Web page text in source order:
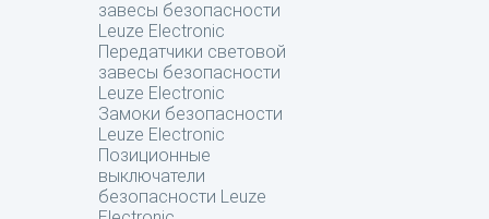
завесы безопасности
Leuze Electronic
Передатчики световой
завесы безопасности
Leuze Electronic
Замоки безопасности
Leuze Electronic
Позиционные
выключатели
безопасности Leuze